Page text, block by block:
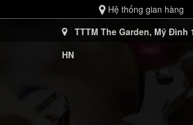
Hệ thống gian hàng
TTTM The Garden, Mỹ Đình
HN